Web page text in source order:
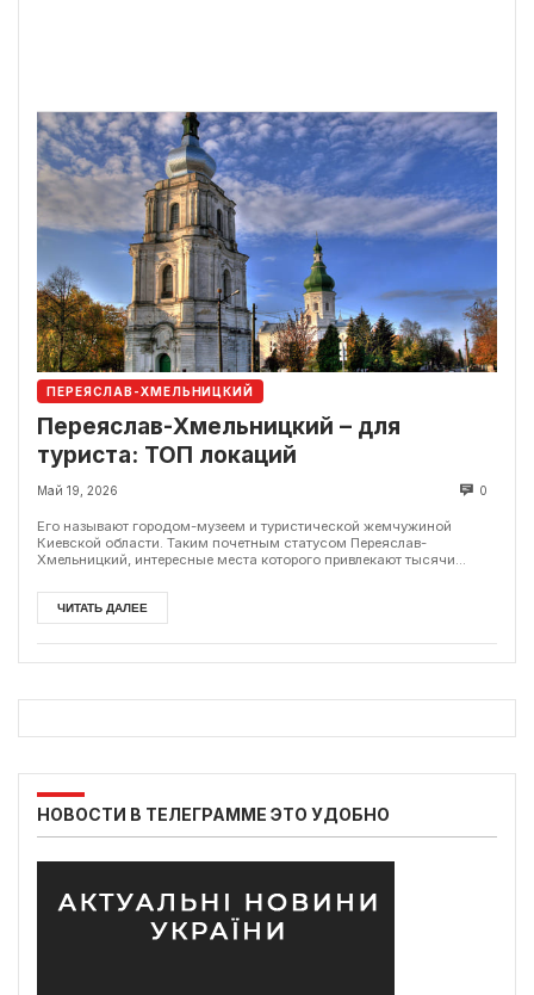
ПЕРЕЯСЛАВ-ХМЕЛЬНИЦКИЙ
Переяслав-Хмельницкий – для
туриста: ТОП локаций
Май 19, 2026 0
Его называют городом-музеем и туристической жемчужиной
Киевской области. Таким почетным статусом Переяслав-
Хмельницкий, интересные места которого привлекают тысячи...
ЧИТАТЬ ДАЛЕЕ
НОВОСТИ В ТЕЛЕГРАММЕ ЭТО УДОБНО